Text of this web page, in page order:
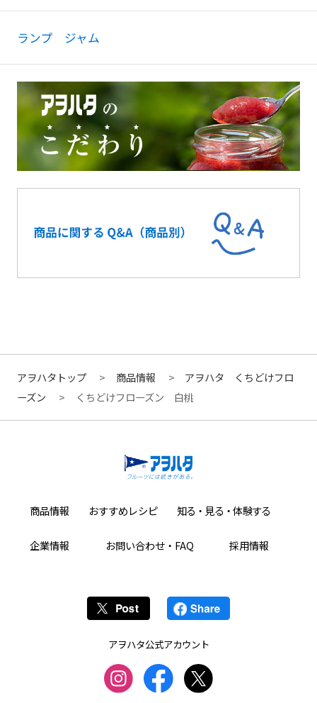
ランプ ジャム
アヲハタトップ 商品情報
アヲハタ くちどけフロ
ーズン
くちどけフローズン 白桃
商品情報 おすすめレシピ 知る・見る・体験する
企業情報 お問い合わせ・FAQ 採用情報
アヲハタ公式アカウント